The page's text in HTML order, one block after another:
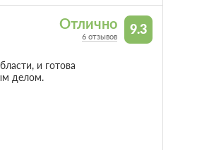
9.3
Отлично
6 отзывов
и готова
делом.